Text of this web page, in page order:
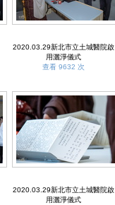
2020.03.29新北市立土城醫院啟
用灑淨儀式
查看 9632 次
2020.03.29新北市立土城醫院啟
用灑淨儀式